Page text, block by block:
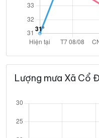
Lượng mưa Xã Cổ